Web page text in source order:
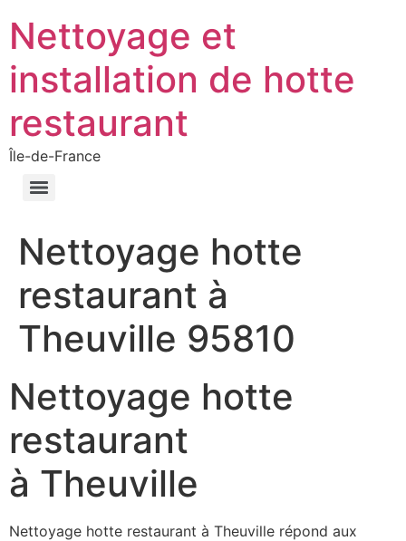
Nettoyage et
installation de hotte
restaurant
Île-de-France
Nettoyage hotte
restaurant à
Theuville 95810
Nettoyage hotte
restaurant
à Theuville
Nettoyage hotte restaurant à Theuville répond aux